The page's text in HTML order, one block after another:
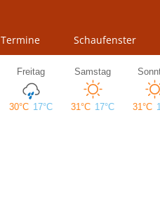
Termine Schaufenster